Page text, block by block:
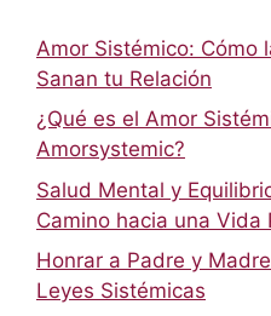
Amor Sistémico: Cómo
Sanan tu Relación
¿Qué es el Amor
Amorsystemic?
Salud Mental y
Camino hacia una Vida
Honrar a Padre y
Leyes Sistémicas